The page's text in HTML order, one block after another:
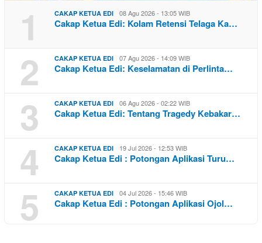
1 CAKAP KETUA EDI 08 Agu 2026 - 13:05 WIB
Cakap Ketua Edi: Kolam Retensi Telaga Ka…
2 CAKAP KETUA EDI 07 Agu 2026 - 14:09 WIB
Cakap Ketua Edi: Keselamatan di Perlinta…
3 CAKAP KETUA EDI 06 Agu 2026 - 02:22 WIB
Cakap Ketua Edi: Tentang Tragedy Kebakar…
4 CAKAP KETUA EDI 19 Jul 2026 - 12:53 WIB
Cakap Ketua Edi : Potongan Aplikasi Turu…
5 CAKAP KETUA EDI 04 Jul 2026 - 15:46 WIB
Cakap Ketua Edi : Potongan Aplikasi Ojol…